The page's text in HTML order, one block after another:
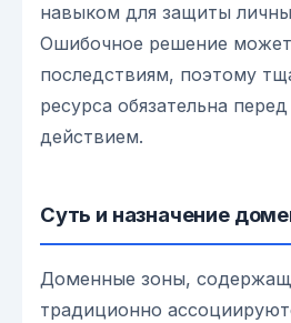
навыком для защиты
Ошибочное решение
последствиям, поэтому
ресурса обязательна
действием.
Суть и назначение
Доменные зоны,
традиционно